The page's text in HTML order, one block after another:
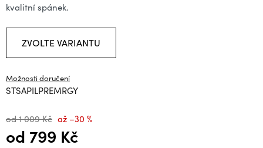
kvalitní spánek.
ZVOLTE VARIANTU
Možnosti doručení
STSAPILPREMRGY
od 1 009 Kč až –30 %
od 799 Kč